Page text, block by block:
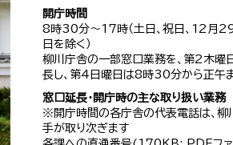
開庁時間
8時30分～17時（土日、祝日、12月
日を除く）
柳川庁舎の一部窓口業務を、第2木曜
長し、第4日曜日は8時30分から正午ま
窓口延長・開庁時の主な取り扱い業務
※開庁時間の各庁舎の代表電話は、柳
手が取り次ぎます